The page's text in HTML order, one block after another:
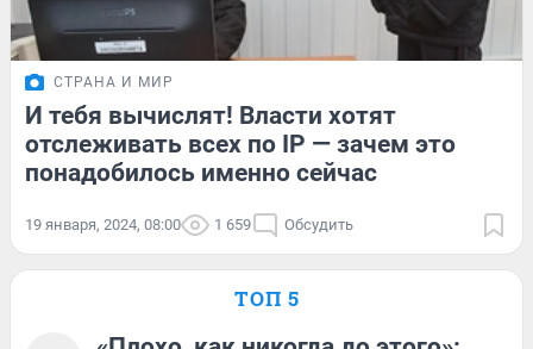
СТРАНА И МИР
И тебя вычислят! Власти хотят
отслеживать всех по IP — зачем это
понадобилось именно сейчас
19 января, 2024, 08:00 1 659 Обсудить
ТОП 5